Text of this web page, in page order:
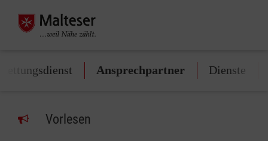
Rettungsdienst Ansprechpartner Dienste
Vorlesen